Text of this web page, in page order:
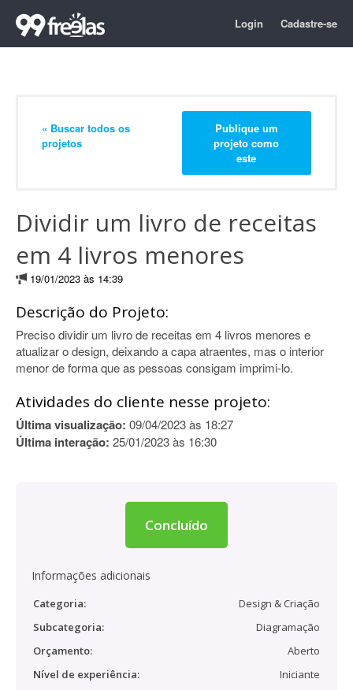
Login Cadastre-se
« Buscar todos os
projetos
Publique um
projeto como
este
Dividir um livro de receitas
em 4 livros menores
19/01/2023 às 14:39
Descrição do Projeto:
Preciso dividir um livro de receitas em 4 livros menores e
atualizar o design, deixando a capa atraentes, mas o interior
menor de forma que as pessoas consigam imprimi-lo.
Atividades do cliente nesse projeto:
Última visualização: 09/04/2023 às 18:27
Última interação: 25/01/2023 às 16:30
Concluído
Informações adicionais
Categoria:
Design & Criação
Subcategoria:
Diagramação
Orçamento:
Aberto
Nível de experiência:
Iniciante